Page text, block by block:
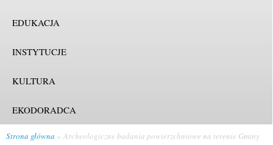
EDUKACJA
INSTYTUCJE
KULTURA
EKODORADCA
Strona główna
Archeologiczne badania powierzchniowe na terenie Gminy